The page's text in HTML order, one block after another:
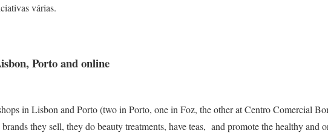
várias.
Porto and online
in Lisbon and Porto (two in Porto, one in Foz, the other at Centro Comercial
they sell, they do beauty treatments, have teas, and promote the healthy and